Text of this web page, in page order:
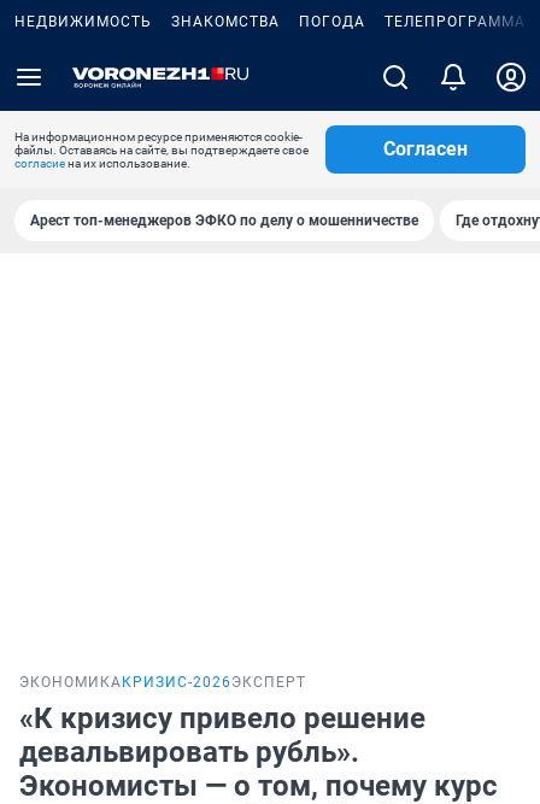
НЕДВИЖИМОСТЬ ЗНАКОМСТВА ПОГОДА ТЕЛЕПРОГРАММА
На информационном ресурсе применяются cookie-
файлы. Оставаясь на сайте, вы подтверждаете свое
согласиена их использование.
Согласен
Арест топ-менеджеров ЭФКО по делу о мошенничестве Где
ЭКОНОМИКА КРИЗИС-2026ЭКСПЕРТ
«К кризису привело решение
девальвировать рубль».
Экономисты — о том, почему курс